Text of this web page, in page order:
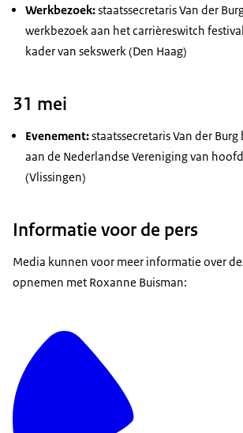
Werkbezoek:staatssecretaris Van der
werkbezoek aan het carrièreswitch
kader van sekswerk (Den Haag)
31 mei
Evenement:staatssecretaris Van der
aan de Nederlandse Vereniging van
(Vlissingen)
Informatie voor de pers
Media kunnen voor meer informatie over
opnemen met Roxanne Buisman: